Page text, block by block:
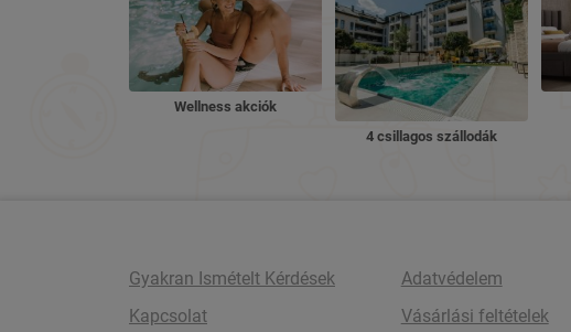
Wellness akciók
4 csillagos szállodák
Gyakran Ismételt Kérdések
Kapcsolat
Adatvédelem
Vásárlási feltételek